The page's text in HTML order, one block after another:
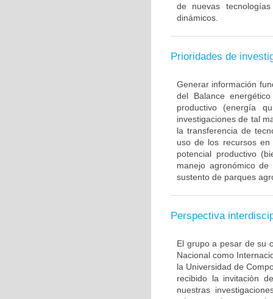
de nuevas
dinámicos.
Prioridades de
Generar información
del Balance
productivo (energía
investigaciones de tal
la transferencia de
uso de los recursos
potencial productivo
manejo agronómico
sustento de parques
Perspectiva
El grupo a pesar de su
Nacional como
la Universidad de
recibido la invitaciòn
nuestras